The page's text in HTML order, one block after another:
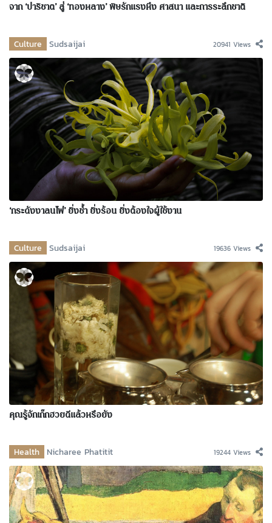
จาก ‘ปาริชาต’ สู่ ‘ทองหลาง’ พิษรักแรงหึง ศาสนา และการระลึกชาติ
Culture Sudsaijai 20941 Views
‘กระดังงาลนไฟ’ ยิ่งช้ำ ยิ่งร้อน ยิ่งต้องใจผู้ใช้งาน
Culture Sudsaijai 19636 Views
คุณรู้จักเก๊กฮวยดีแล้วหรือยัง
Health Nicharee Phatitit 19244 Views